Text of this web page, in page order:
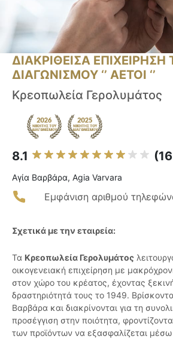
ΔΙΑΚΡΙΘΕΙΣΑ ΕΠΙΧΕΙΡΗΣΗ
ΔΙΑΓΩΝΙΣΜΟΥ ‘’ ΑΕΤΟΙ ‘’
Κρεοπωλεία Γερολυμάτος
8.1
Αγία Βαρβάρα, Agia Varvara
Εμφάνιση αριθμού
Σχετικά με την εταιρεία:
Τα Κρεοπωλεία Γερολυμάτος
οικογενειακή επιχείρηση με
στον χώρο του κρέατος, έχοντας
δραστηριότητά τους το 1949.
Βαρβάρα και διακρίνονται για τη
προσέγγιση στην ποιότητα,
των προϊόντων να εξασφαλίζεται μέσω